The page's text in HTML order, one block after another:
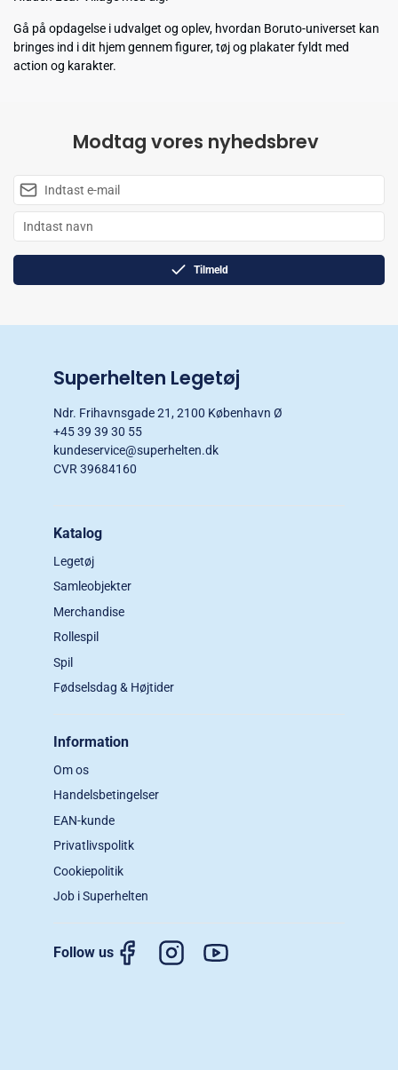
Gå på opdagelse i udvalget og oplev, hvordan Boruto-universet kan
bringes ind i dit hjem gennem figurer, tøj og plakater fyldt med
action og karakter.
Modtag vores nyhedsbrev
Tilmeld
Superhelten Legetøj
Ndr. Frihavnsgade 21, 2100 København Ø
+45 39 39 30 55
kundeservice@superhelten.dk
CVR 39684160
Katalog
Legetøj
Samleobjekter
Merchandise
Rollespil
Spil
Fødselsdag & Højtider
Information
Om os
Handelsbetingelser
EAN-kunde
Privatlivspolitk
Cookiepolitik
Job i Superhelten
Follow us